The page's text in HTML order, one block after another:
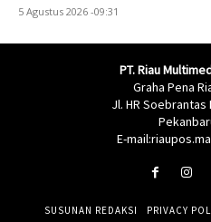
5 Agustus 2026 -09:31
PT. Riau
Graha Pena
Jl. HR Soebrantas
E-
SUSUNAN REDAKSI PRIVACY